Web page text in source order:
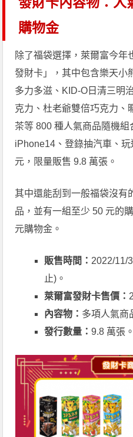
購物金
除了福袋選擇，萊爾富今年
發財卡」，其中包含樂天小
多力多滋、KID-O日清三明
克力、杜老爺雙倍巧克力、
茶等 800 種人氣商品隨機組
iPhone14、登錄抽汽車、
元，限量販售 9.8 萬張。
其中還能刮到一般福袋沒有
品，並有一組至少 50 元的
元購物金。
販售時間：2022/11/
止)。
萊爾富發財卡售價：
內容物： 多項人氣商
發行數量：9.8 萬張。